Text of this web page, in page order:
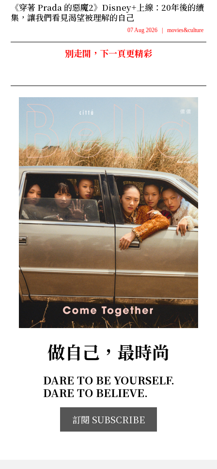
《穿著 Prada 的惡魔2》Disney+上線：20年後的續
集，讓我們看見渴望被理解的自己
07 Aug 2026 | movies&culture
別走開，下一頁更精彩
做自己，最時尚
DARE TO BE YOURSELF.
DARE TO BELIEVE.
訂閱 SUBSCRIBE